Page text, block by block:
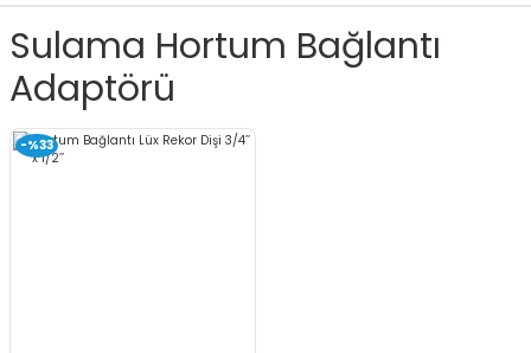
Sulama Hortum Bağlantı
Adaptörü
-%33